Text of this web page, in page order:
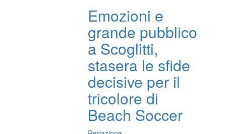
Emozioni e
grande pubblico
a Scoglitti,
stasera le sfide
decisive per il
tricolore di
Beach Soccer